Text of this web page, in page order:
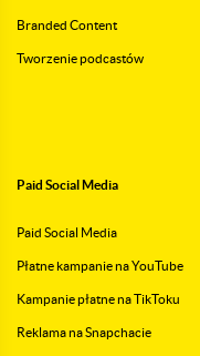
Branded Content
Tworzenie podcastów
Paid Social Media
Paid Social Media
Płatne kampanie na YouTube
Kampanie płatne na TikToku
Reklama na Snapchacie